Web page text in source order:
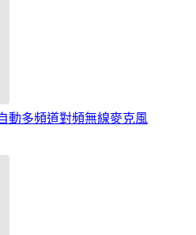
動多頻道對頻無線麥克風